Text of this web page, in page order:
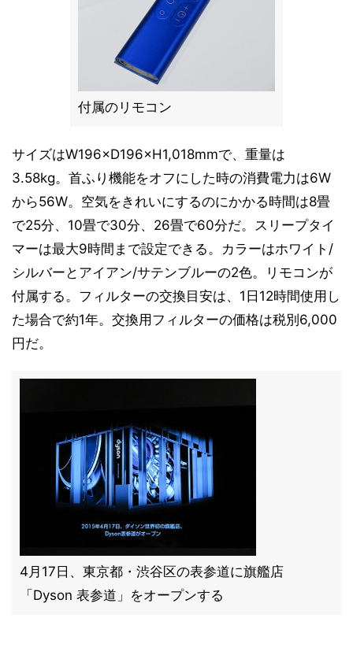
付属のリモコン
サイズはW196×D196×H1,018mmで、重量は
3.58kg。首ふり機能をオフにした時の消費電力は6W
から56W。空気をきれいにするのにかかる時間は8畳
で25分、10畳で30分、26畳で60分だ。スリープタイ
マーは最大9時間まで設定できる。カラーはホワイト/
シルバーとアイアン/サテンブルーの2色。リモコンが
付属する。フィルターの交換目安は、1日12時間使用し
た場合で約1年。交換用フィルターの価格は税別6,000
円だ。
4月17日、東京都・渋谷区の表参道に旗艦店
「Dyson 表参道」をオープンする